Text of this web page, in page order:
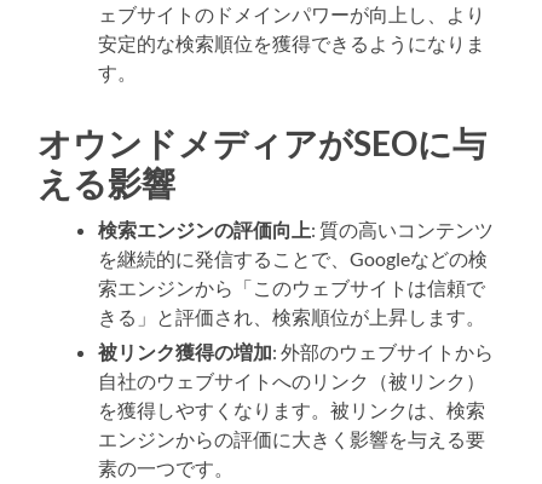
ェブサイトのドメインパワーが向上し、より
安定的な検索順位を獲得できるようになりま
す。
オウンドメディアがSEOに与
える影響
検索エンジンの評価向上: 質の高いコンテンツ
を継続的に発信することで、Googleなどの検
索エンジンから「このウェブサイトは信頼で
きる」と評価され、検索順位が上昇します。
被リンク獲得の増加: 外部のウェブサイトから
自社のウェブサイトへのリンク（被リンク）
を獲得しやすくなります。被リンクは、検索
エンジンからの評価に大きく影響を与える要
素の一つです。